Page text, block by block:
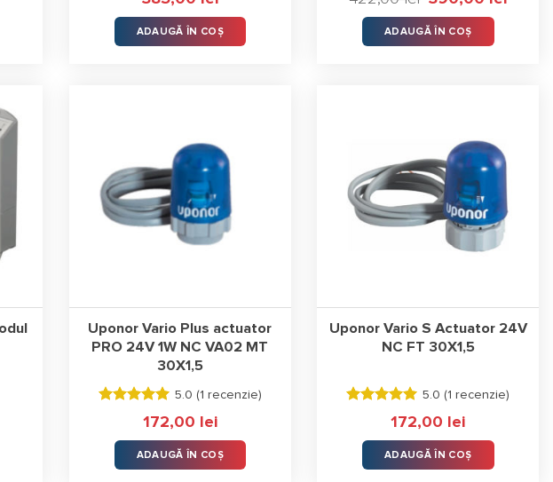
ADAUGĂ ÎN COȘ
5.00stele
din 5
a
fost:
422,00 lei.
ADAUGĂ ÎN COȘ
Uponor Vario Plus actuator
PRO 24V 1W NC VA02 MT
30X1,5
Evaluat la
stele
din 5
5.0 (1 recenzie)
172,00 lei
ADAUGĂ ÎN COȘ
Uponor Vario S Actuator 24V
NC FT 30X1,5
Evaluat la
stele
din 5
5.0 (1 recenzie)
172,00 lei
ADAUGĂ ÎN COȘ